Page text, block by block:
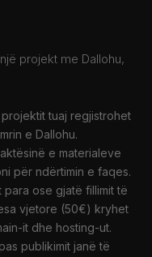
projekt me Dallohu,
projektit tuaj regjistrohet
e Dallohu.
e materialeve
për ndërtimin e faqes.
ose gjatë fillimit të
vjetore (50€) kryhet
it dhe hosting-ut.
publikimit janë të